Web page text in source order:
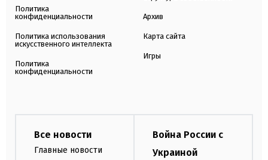
Политика
конфиденциальности
Политика использования
искусственного интеллекта
Политика
конфиденциальности
Архив
Карта сайта
Игры
Все новости
Главные новости
Война России с
Украиной